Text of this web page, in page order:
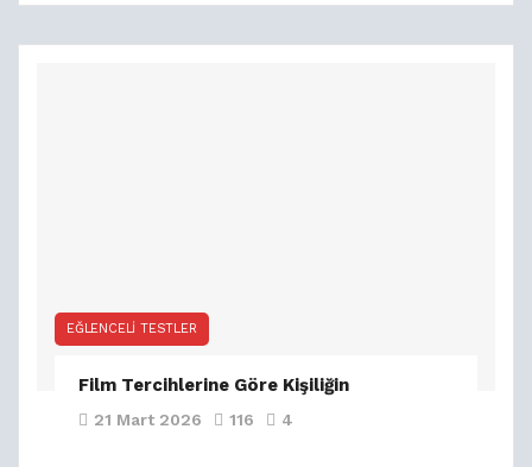
EĞLENCELI TESTLER
Film Tercihlerine Göre Kişiliğin
21 Mart 2026 116 4